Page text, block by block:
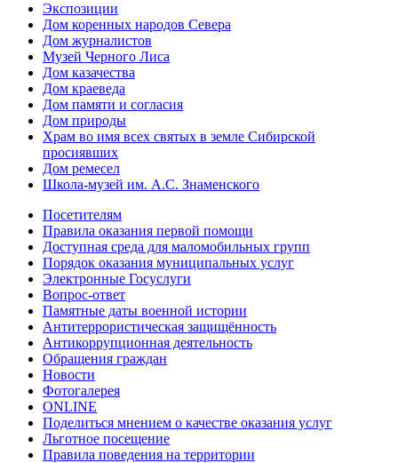
Экспозиции
Дом коренных народов Севера
Дом журналистов
Музей Черного Лиса
Дом казачества
Дом краеведа
Дом памяти и согласия
Дом природы
Храм во имя всех святых в земле Сибирской
просиявших
Дом ремесел
Школа-музей им. А.С. Знаменского
Посетителям
Правила оказания первой помощи
Доступная среда для маломобильных групп
Порядок оказания муниципальных услуг
Электронные Госуслуги
Вопрос-ответ
Памятные даты военной истории
Антитеррористическая защищённость
Антикоррупционная деятельность
Обращения граждан
Новости
Фотогалерея
ONLINE
Поделиться мнением о качестве оказания услуг
Льготное посещение
Правила поведения на территории